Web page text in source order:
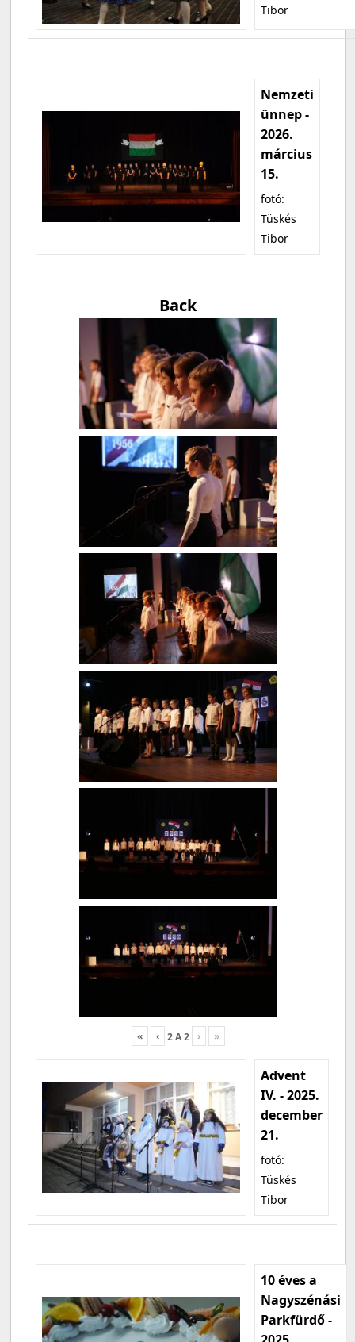
Tibor
Nemzeti
ünnep -
2026.
március
15.
fotó:
Tüskés
Tibor
Back
« ‹ 2A2 › »
Advent
IV. - 2025.
december
21.
fotó:
Tüskés
Tibor
10 éves a
Nagyszénási
Parkfürdő -